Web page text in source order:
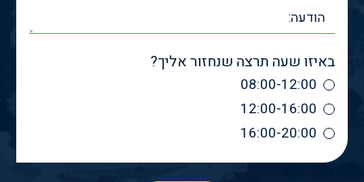
באיזו שעה תרצה שנחזור אליך?
08:00-12:00
12:00-16:00
16:00-20:00